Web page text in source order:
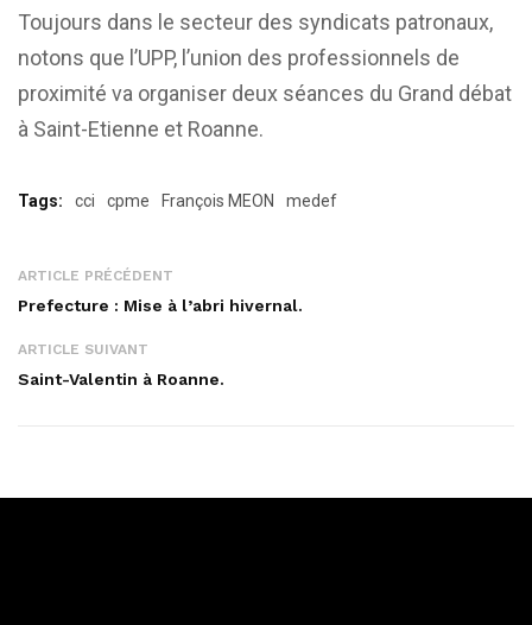
Toujours dans le secteur des syndicats patronaux,
notons que l’UPP, l’union des professionnels de
proximité va organiser deux séances du Grand débat
à Saint-Etienne et Roanne.
Tags: cci cpme François MEON medef
ARTICLE PRÉCÉDENT
Prefecture : Mise à l’abri hivernal.
ARTICLE SUIVANT
Saint-Valentin à Roanne.